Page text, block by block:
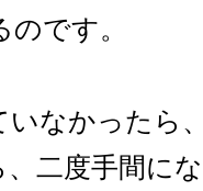
です。
なかったら
、二度手間に